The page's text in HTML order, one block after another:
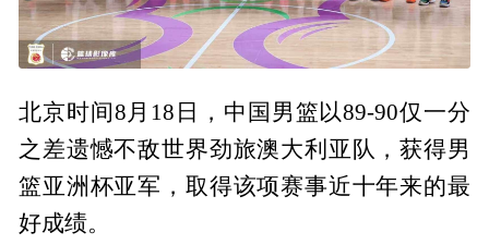
北京时间8月18日，中国男篮以89-90仅一分
之差遗憾不敌世界劲旅澳大利亚队，获得男
篮亚洲杯亚军，取得该项赛事近十年来的最
好成绩。